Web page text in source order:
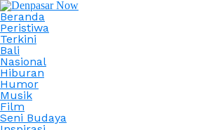
Beranda
Peristiwa
Terkini
Bali
Nasional
Hiburan
Humor
Musik
Film
Seni Budaya